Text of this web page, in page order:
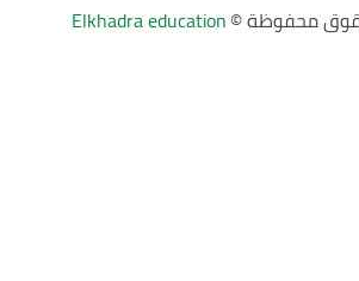
محفوظة ©Elkhadra education